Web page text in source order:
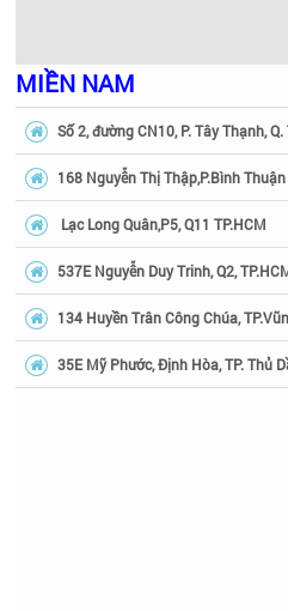
MIỀN NAM
Số 2, đường CN10, P. Tây Thạnh,
168 Nguyễn Thị Thập,P.Bình Thuận
Lạc Long Quân,P5, Q11 TP.HCM
537E Nguyễn Duy Trinh, Q2,
134 Huyền Trân Công Chúa,
35E Mỹ Phước, Định Hòa, TP. Thủ